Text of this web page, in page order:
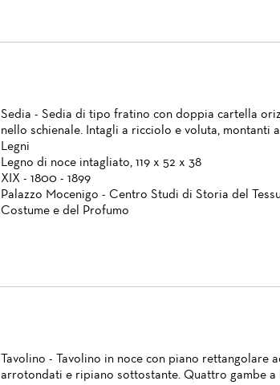
Sedia - Sedia di tipo fratino con doppia cartella
nello schienale. Intagli a ricciolo e voluta, montanti
Legni
Legno di noce intagliato, 119 x 52 x 38
XIX - 1800 - 1899
Palazzo Mocenigo - Centro Studi di Storia del
Costume e del Profumo
Tavolino - Tavolino in noce con piano rettangolare
arrotondati e ripiano sottostante. Quattro gambe a